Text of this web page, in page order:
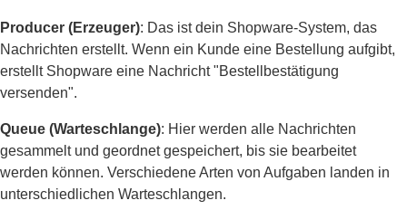
Producer (Erzeuger): Das ist dein Shopware-System, das
Nachrichten erstellt. Wenn ein Kunde eine Bestellung aufgibt,
erstellt Shopware eine Nachricht "Bestellbestätigung
versenden".
Queue (Warteschlange): Hier werden alle Nachrichten
gesammelt und geordnet gespeichert, bis sie bearbeitet
werden können. Verschiedene Arten von Aufgaben landen in
unterschiedlichen Warteschlangen.